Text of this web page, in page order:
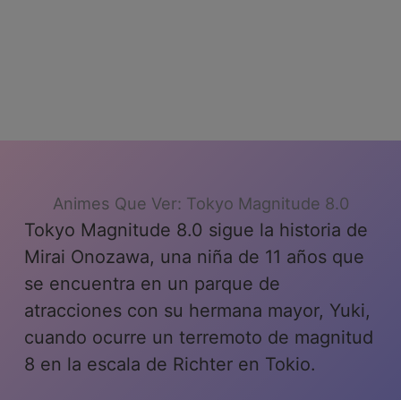
Animes Que Ver: Tokyo Magnitude 8.0
Tokyo Magnitude 8.0 sigue la historia de
Mirai Onozawa, una niña de 11 años que
se encuentra en un parque de
atracciones con su hermana mayor, Yuki,
cuando ocurre un terremoto de magnitud
8 en la escala de Richter en Tokio.